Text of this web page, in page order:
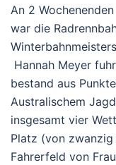
An 2 Wochenenden
war die
Hannah Meyer
bestand aus
Australischem
insgesamt vier
Platz (von
Fahrerfeld von